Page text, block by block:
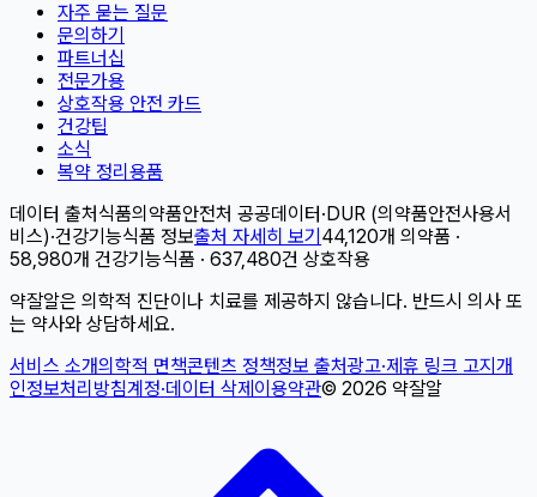
자주 묻는 질문
문의하기
파트너십
전문가용
상호작용 안전 카드
건강팁
소식
복약 정리용품
데이터 출처식품의약품안전처 공공데이터·DUR (의약품안전사용서
비스)·건강기능식품 정보출처 자세히 보기44,120개 의약품 ·
58,980개 건강기능식품 · 637,480건 상호작용
약잘알은 의학적 진단이나 치료를 제공하지 않습니다. 반드시 의사 또
는 약사와 상담하세요.
서비스 소개의학적 면책콘텐츠 정책정보 출처광고·제휴 링크 고지개
인정보처리방침계정·데이터 삭제이용약관© 2026 약잘알